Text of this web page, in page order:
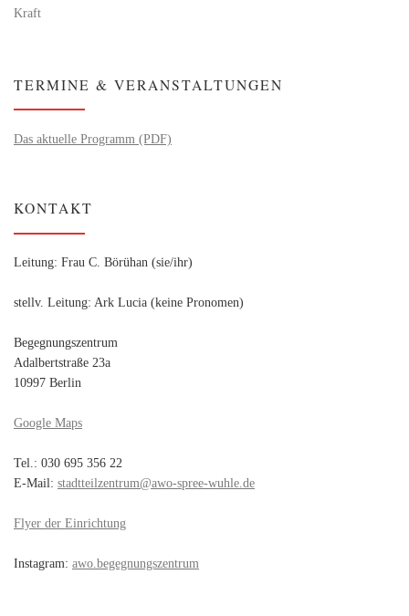
Kraft
TERMINE & VERANSTALTUNGEN
Das aktuelle Programm (PDF)
KONTAKT
Leitung: Frau C. Börühan (sie/ihr)
stellv. Leitung: Ark Lucia (keine Pronomen)
Begegnungszentrum
Adalbertstraße 23a
10997 Berlin
Google Maps
Tel.: 030 695 356 22
E-Mail: stadtteilzentrum@awo-spree-wuhle.de
Flyer der Einrichtung
Instagram: awo.begegnungszentrum